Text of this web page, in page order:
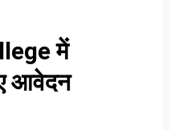
में
आवेदन